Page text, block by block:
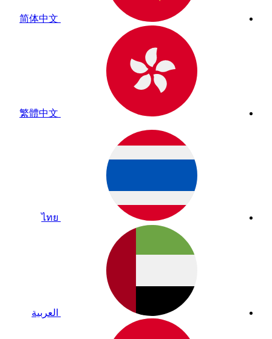
简体中文
繁體中文
ไทย
العربية